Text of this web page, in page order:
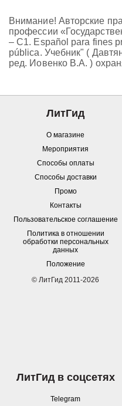
Внимание! Авторские
профессии
– С1. Español para fines
pública. Учебник" (
ред. Иовенко В.А. )
ЛитГид
О магазине
Мероприятия
Способы оплаты
Способы доставки
Промо
Контакты
Пользовательское соглашение
Политика в отношении
обработки персональных
данных
Положение
© ЛитГид 2011-2026
ЛитГид в соцсетях
Telegram